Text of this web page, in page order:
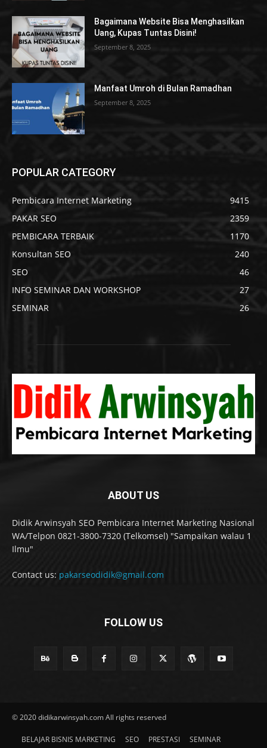
Bagaimana Website Bisa Menghasilkan
Uang, Kupas Tuntas Disini!
September 8, 2025
Manfaat Umroh di Bulan Ramadhan
September 8, 2025
POPULAR CATEGORY
Pembicara Internet Marketing
9415
PAKAR SEO
2359
PEMBICARA TERBAIK
1170
Konsultan SEO
240
SEO
46
INFO SEMINAR DAN WORKSHOP
27
SEMINAR
26
ABOUT US
Didik Arwinsyah SEO Pembicara Internet Marketing Nasional
WA/Telpon 0821-3800-7320 (Telkomsel) "Sampaikan walau 1
Ilmu"
Contact us: pakarseodidik@gmail.com
FOLLOW US
© 2020 didikarwinsyah.com All rights reserved
BELAJAR BISNIS MARKETING SEO PRESTASI
SEMINAR